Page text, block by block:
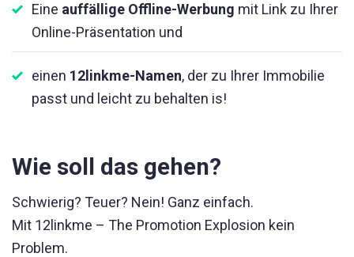
Eine auffällige Offline-Werbung mit Link zu Ihrer
Online-Präsentation und
einen 12linkme-Namen, der zu Ihrer Immobilie
passt und leicht zu behalten is!
Wie soll das gehen?
Schwierig? Teuer? Nein! Ganz einfach.
Mit 12linkme – The Promotion Explosion kein
Problem.